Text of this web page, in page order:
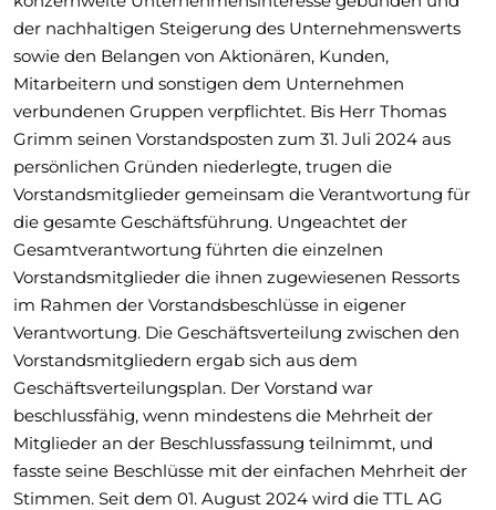
der nachhaltigen Steigerung des Unternehmenswerts
sowie den Belangen von Aktionären, Kunden,
Mitarbeitern und sonstigen dem Unternehmen
verbundenen Gruppen verpflichtet. Bis Herr Thomas
Grimm seinen Vorstandsposten zum 31. Juli 2024 aus
persönlichen Gründen niederlegte, trugen die
Vorstandsmitglieder gemeinsam die Verantwortung für
die gesamte Geschäftsführung. Ungeachtet der
Gesamtverantwortung führten die einzelnen
Vorstandsmitglieder die ihnen zugewiesenen Ressorts
im Rahmen der Vorstandsbeschlüsse in eigener
Verantwortung. Die Geschäftsverteilung zwischen den
Vorstandsmitgliedern ergab sich aus dem
Geschäftsverteilungsplan. Der Vorstand war
beschlussfähig, wenn mindestens die Mehrheit der
Mitglieder an der Beschlussfassung teilnimmt, und
fasste seine Beschlüsse mit der einfachen Mehrheit der
Stimmen. Seit dem 01. August 2024 wird die TTL AG